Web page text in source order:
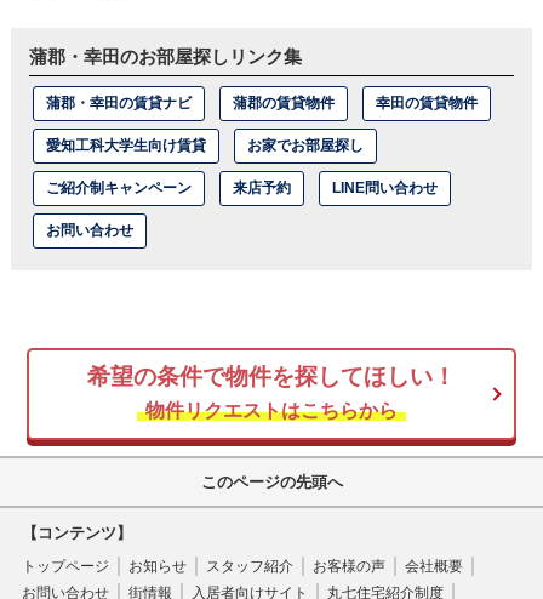
蒲郡・幸田のお部屋探しリンク集
蒲郡・幸田の賃貸ナビ 蒲郡の賃貸物件 幸田の賃貸物件
愛知工科大学生向け賃貸 お家でお部屋探し
ご紹介制キャンペーン 来店予約 LINE問い合わせ
お問い合わせ
希望の条件で物件を探してほしい！
物件リクエストはこちらから
このページの先頭へ
【コンテンツ】
トップページ お知らせ スタッフ紹介 お客様の声
会社概要
お問い合わせ
街情報 入居者向けサイト 丸七住宅紹介制度